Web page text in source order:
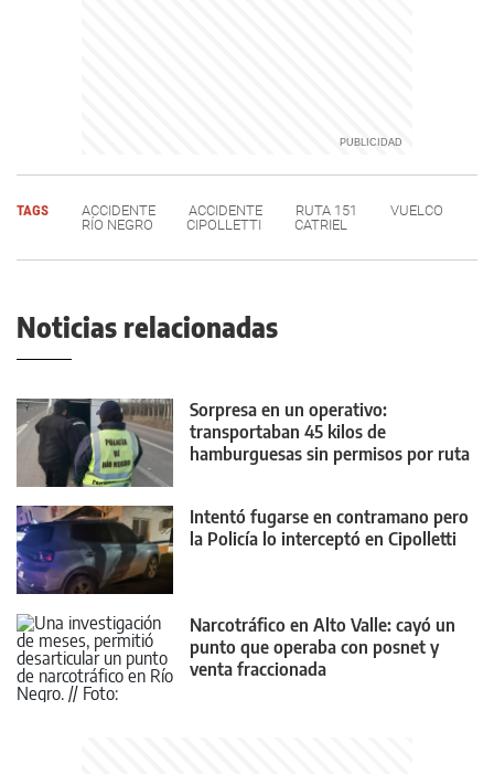
TAGS ACCIDENTE ACCIDENTE RUTA 151
VUELCO
RÍO NEGRO
CIPOLLETTI CATRIEL
Noticias relacionadas
Sorpresa en un operativo:
transportaban 45 kilos de
hamburguesas sin permisos por ruta
Intentó fugarse en contramano pero
la Policía lo interceptó en Cipolletti
Narcotráfico en Alto Valle: cayó un
punto que operaba con posnet y
venta fraccionada